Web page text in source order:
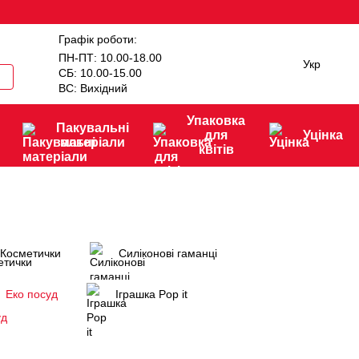
Графік роботи:
ПН-ПТ: 10.00-18.00
СБ: 10.00-15.00
ВС: Вихідний
Укр
Пакувальні
матеріали
Упаковка
для
квітів
Уцінка
Косметички Силіконові гаманці
Еко посуд Іграшка Рop it